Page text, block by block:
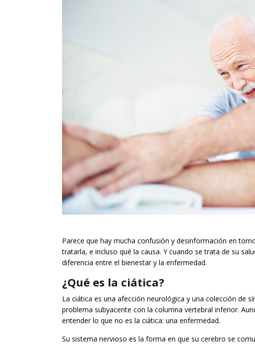
Parece que hay mucha confusión y desinformación en
tratarla, e incluso qué la causa. Y cuando se trata de su
diferencia entre el bienestar y la enfermedad.
¿Qué es la ciática?
La ciática es una afección neurológica y una colección de
problema subyacente con la columna vertebral inferior.
entender lo que no es la ciática: una enfermedad.
Su sistema nervioso es la forma en que su cerebro se